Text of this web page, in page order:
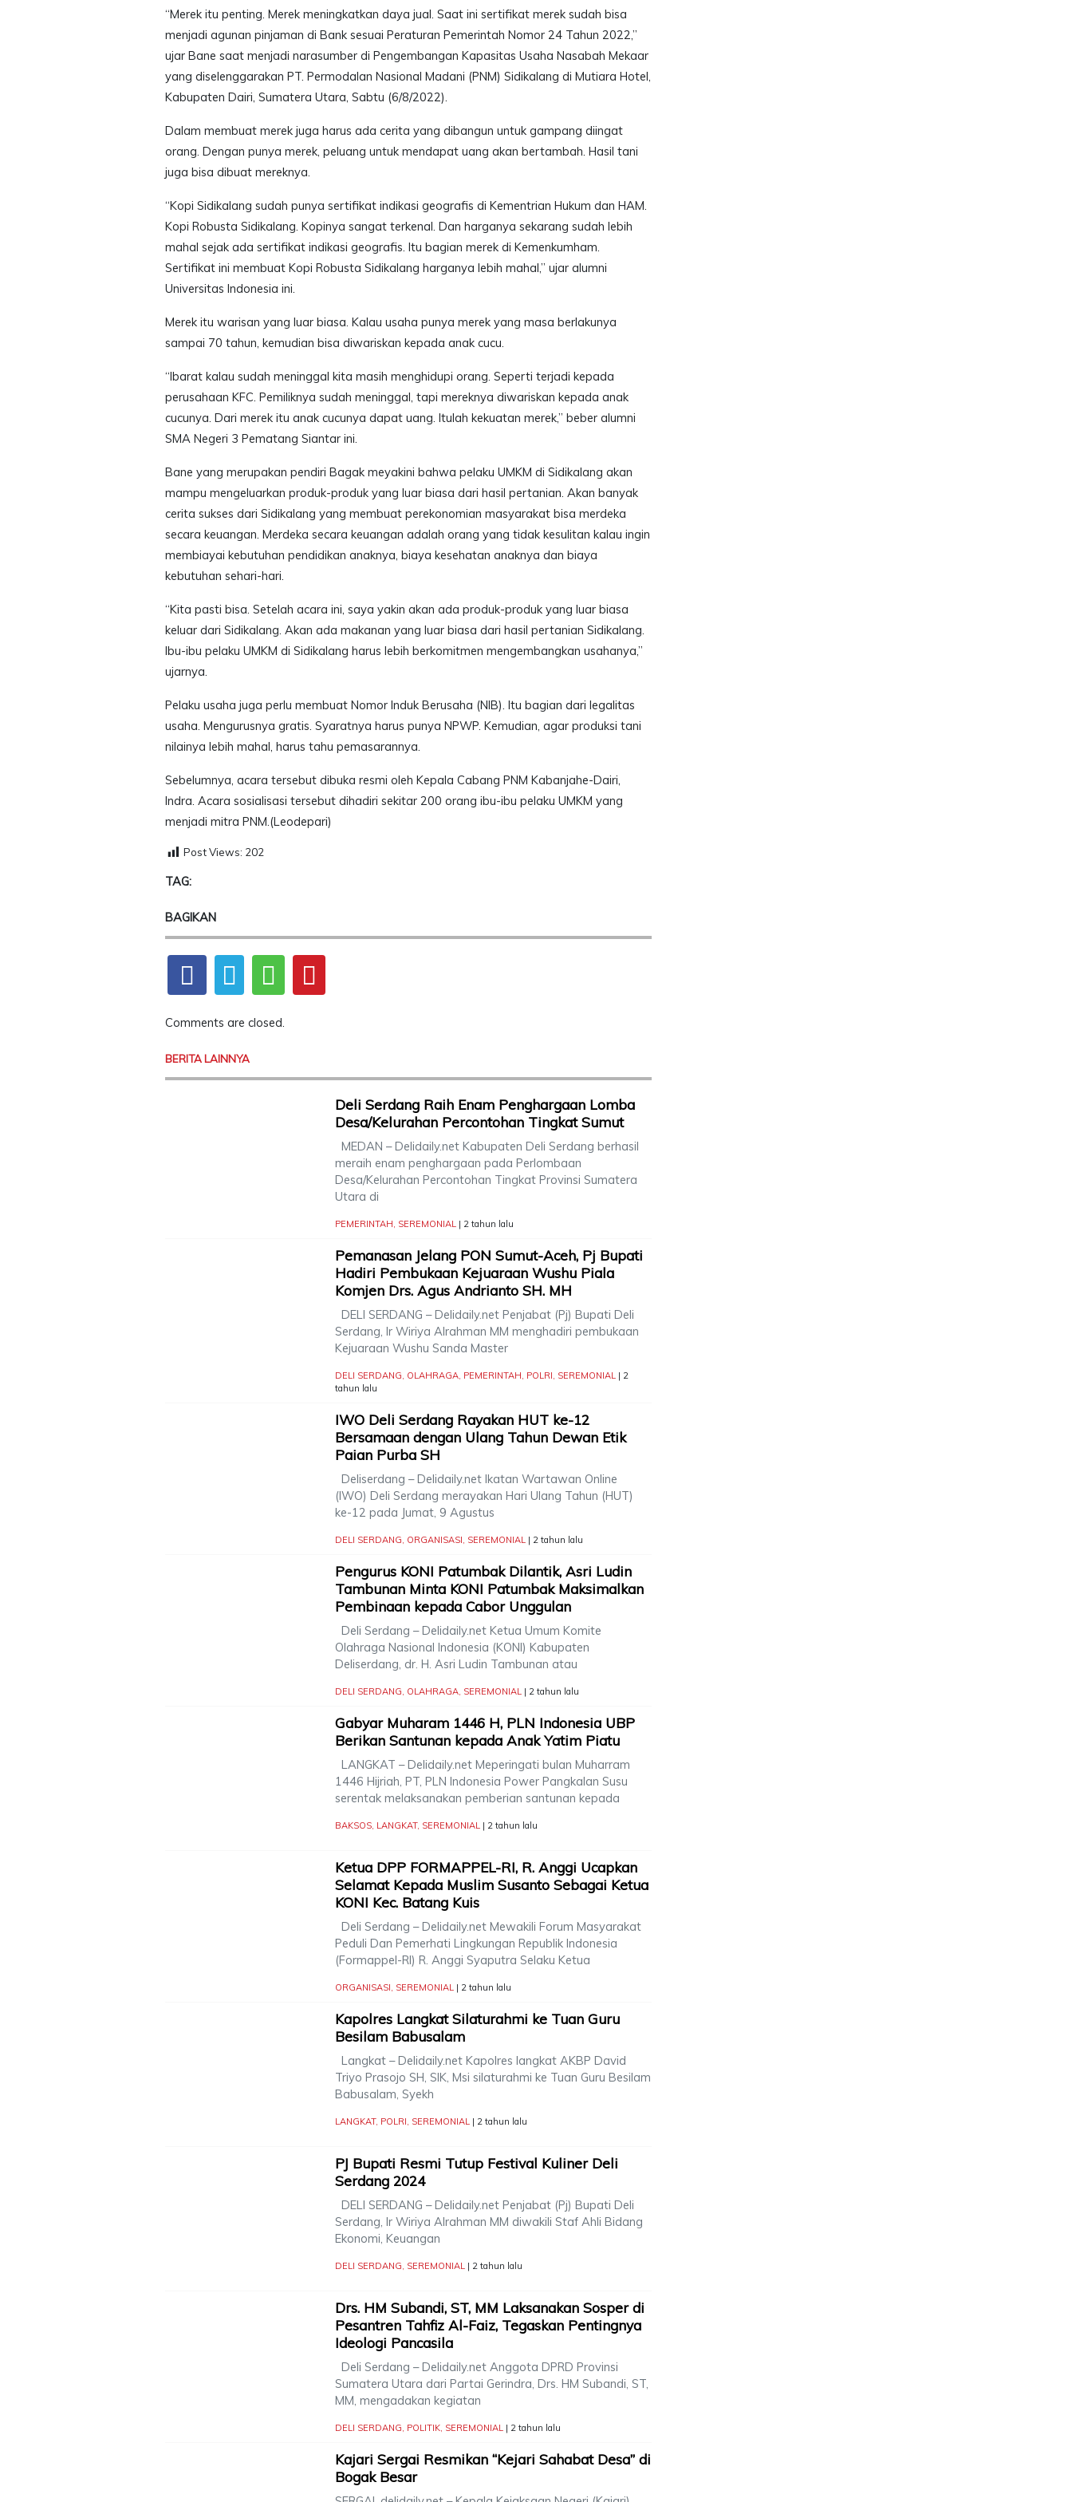
“Merek itu penting. Merek meningkatkan daya jual. Saat ini sertifikat merek sudah bisa
menjadi agunan pinjaman di Bank sesuai Peraturan Pemerintah Nomor 24 Tahun 2022,”
ujar Bane saat menjadi narasumber di Pengembangan Kapasitas Usaha Nasabah Mekaar
yang diselenggarakan PT. Permodalan Nasional Madani (PNM) Sidikalang di Mutiara Hotel,
Kabupaten Dairi, Sumatera Utara, Sabtu (6/8/2022).
Dalam membuat merek juga harus ada cerita yang dibangun untuk gampang diingat
orang. Dengan punya merek, peluang untuk mendapat uang akan bertambah. Hasil tani
juga bisa dibuat mereknya.
“Kopi Sidikalang sudah punya sertifikat indikasi geografis di Kementrian Hukum dan HAM.
Kopi Robusta Sidikalang. Kopinya sangat terkenal. Dan harganya sekarang sudah lebih
mahal sejak ada sertifikat indikasi geografis. Itu bagian merek di Kemenkumham.
Sertifikat ini membuat Kopi Robusta Sidikalang harganya lebih mahal,” ujar alumni
Universitas Indonesia ini.
Merek itu warisan yang luar biasa. Kalau usaha punya merek yang masa berlakunya
sampai 70 tahun, kemudian bisa diwariskan kepada anak cucu.
“Ibarat kalau sudah meninggal kita masih menghidupi orang. Seperti terjadi kepada
perusahaan KFC. Pemiliknya sudah meninggal, tapi mereknya diwariskan kepada anak
cucunya. Dari merek itu anak cucunya dapat uang. Itulah kekuatan merek,” beber alumni
SMA Negeri 3 Pematang Siantar ini.
Bane yang merupakan pendiri Bagak meyakini bahwa pelaku UMKM di Sidikalang akan
mampu mengeluarkan produk-produk yang luar biasa dari hasil pertanian. Akan banyak
cerita sukses dari Sidikalang yang membuat perekonomian masyarakat bisa merdeka
secara keuangan. Merdeka secara keuangan adalah orang yang tidak kesulitan kalau ingin
membiayai kebutuhan pendidikan anaknya, biaya kesehatan anaknya dan biaya
kebutuhan sehari-hari.
“Kita pasti bisa. Setelah acara ini, saya yakin akan ada produk-produk yang luar biasa
keluar dari Sidikalang. Akan ada makanan yang luar biasa dari hasil pertanian Sidikalang.
Ibu-ibu pelaku UMKM di Sidikalang harus lebih berkomitmen mengembangkan usahanya,”
ujarnya.
Pelaku usaha juga perlu membuat Nomor Induk Berusaha (NIB). Itu bagian dari legalitas
usaha. Mengurusnya gratis. Syaratnya harus punya NPWP. Kemudian, agar produksi tani
nilainya lebih mahal, harus tahu pemasarannya.
Sebelumnya, acara tersebut dibuka resmi oleh Kepala Cabang PNM Kabanjahe-Dairi,
Indra. Acara sosialisasi tersebut dihadiri sekitar 200 orang ibu-ibu pelaku UMKM yang
menjadi mitra PNM.(Leodepari)
Post Views: 202
TAG:
BAGIKAN
Comments are closed.
BERITA LAINNYA
Deli Serdang Raih Enam Penghargaan Lomba
Desa/Kelurahan Percontohan Tingkat Sumut
MEDAN – Delidaily.net Kabupaten Deli Serdang berhasil
meraih enam penghargaan pada Perlombaan
Desa/Kelurahan Percontohan Tingkat Provinsi Sumatera
Utara di
PEMERINTAH, SEREMONIAL | 2 tahun lalu
Pemanasan Jelang PON Sumut-Aceh, Pj Bupati
Hadiri Pembukaan Kejuaraan Wushu Piala
Komjen Drs. Agus Andrianto SH. MH
DELI SERDANG – Delidaily.net Penjabat (Pj) Bupati Deli
Serdang, Ir Wiriya Alrahman MM menghadiri pembukaan
Kejuaraan Wushu Sanda Master
DELI SERDANG, OLAHRAGA, PEMERINTAH, POLRI, SEREMONIAL | 2
tahun lalu
IWO Deli Serdang Rayakan HUT ke-12
Bersamaan dengan Ulang Tahun Dewan Etik
Paian Purba SH
Deliserdang – Delidaily.net Ikatan Wartawan Online
(IWO) Deli Serdang merayakan Hari Ulang Tahun (HUT)
ke-12 pada Jumat, 9 Agustus
DELI SERDANG, ORGANISASI, SEREMONIAL | 2 tahun lalu
Pengurus KONI Patumbak Dilantik, Asri Ludin
Tambunan Minta KONI Patumbak Maksimalkan
Pembinaan kepada Cabor Unggulan
Deli Serdang – Delidaily.net Ketua Umum Komite
Olahraga Nasional Indonesia (KONI) Kabupaten
Deliserdang, dr. H. Asri Ludin Tambunan atau
DELI SERDANG, OLAHRAGA, SEREMONIAL | 2 tahun lalu
Gabyar Muharam 1446 H, PLN Indonesia UBP
Berikan Santunan kepada Anak Yatim Piatu
LANGKAT – Delidaily.net Meperingati bulan Muharram
1446 Hijriah, PT, PLN Indonesia Power Pangkalan Susu
serentak melaksanakan pemberian santunan kepada
BAKSOS, LANGKAT, SEREMONIAL | 2 tahun lalu
Ketua DPP FORMAPPEL-RI, R. Anggi Ucapkan
Selamat Kepada Muslim Susanto Sebagai Ketua
KONI Kec. Batang Kuis
Deli Serdang – Delidaily.net Mewakili Forum Masyarakat
Peduli Dan Pemerhati Lingkungan Republik Indonesia
(Formappel-RI) R. Anggi Syaputra Selaku Ketua
ORGANISASI, SEREMONIAL | 2 tahun lalu
Kapolres Langkat Silaturahmi ke Tuan Guru
Besilam Babusalam
Langkat – Delidaily.net Kapolres langkat AKBP David
Triyo Prasojo SH, SIK, Msi silaturahmi ke Tuan Guru Besilam
Babusalam, Syekh
LANGKAT, POLRI, SEREMONIAL | 2 tahun lalu
PJ Bupati Resmi Tutup Festival Kuliner Deli
Serdang 2024
DELI SERDANG – Delidaily.net Penjabat (Pj) Bupati Deli
Serdang, Ir Wiriya Alrahman MM diwakili Staf Ahli Bidang
Ekonomi, Keuangan
DELI SERDANG, SEREMONIAL | 2 tahun lalu
Drs. HM Subandi, ST, MM Laksanakan Sosper di
Pesantren Tahfiz Al-Faiz, Tegaskan Pentingnya
Ideologi Pancasila
Deli Serdang – Delidaily.net Anggota DPRD Provinsi
Sumatera Utara dari Partai Gerindra, Drs. HM Subandi, ST,
MM, mengadakan kegiatan
DELI SERDANG, POLITIK, SEREMONIAL | 2 tahun lalu
Kajari Sergai Resmikan “Kejari Sahabat Desa” di
Bogak Besar